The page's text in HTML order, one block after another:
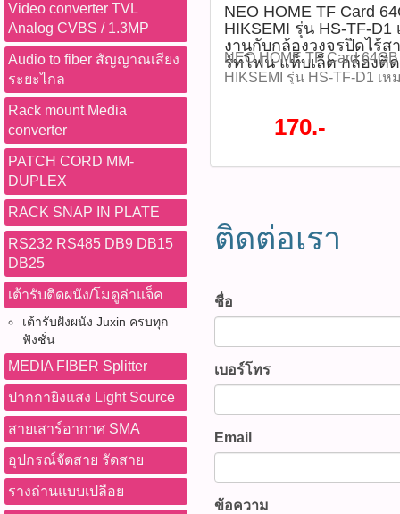
Video converter TVL
Analog CVBS / 1.3MP
Audio to fiber สัญญาณเสียง
ระยะไกล
Rack mount Media
converter
PATCH CORD MM-
DUPLEX
RACK SNAP IN PLATE
RS232 RS485 DB9 DB15
DB25
เต้ารับติดผนัง/โมดูล่าแจ็ค
เต้ารับฝังผนัง Juxin ครบทุก
ฟังชั่น
MEDIA FIBER Splitter
ปากกายิงแสง Light Source
สายเสาร์อากาศ SMA
อุปกรณ์จัดสาย รัดสาย
รางถ่านแบบเปลือย
NEO HOME TF Card
HIKSEMI รุ่น HS-TF-D1
งานกับกล้องวงจรปิดไร้
ร์ทโฟน แท็บเล็ต กล้องติ
NEO HOME TF Card
HIKSEMI รุ่น HS-TF-D1 เ
แท็บเล็ต กล้องติดรถยนต์ รา
HS-TF-D1 (รหัสสินค้า :
987-3656 (saleธิป)
@peeranun8336
170.-
ติดต่อเรา
ชื่อ
เบอร์โทร
Email
ข้อความ